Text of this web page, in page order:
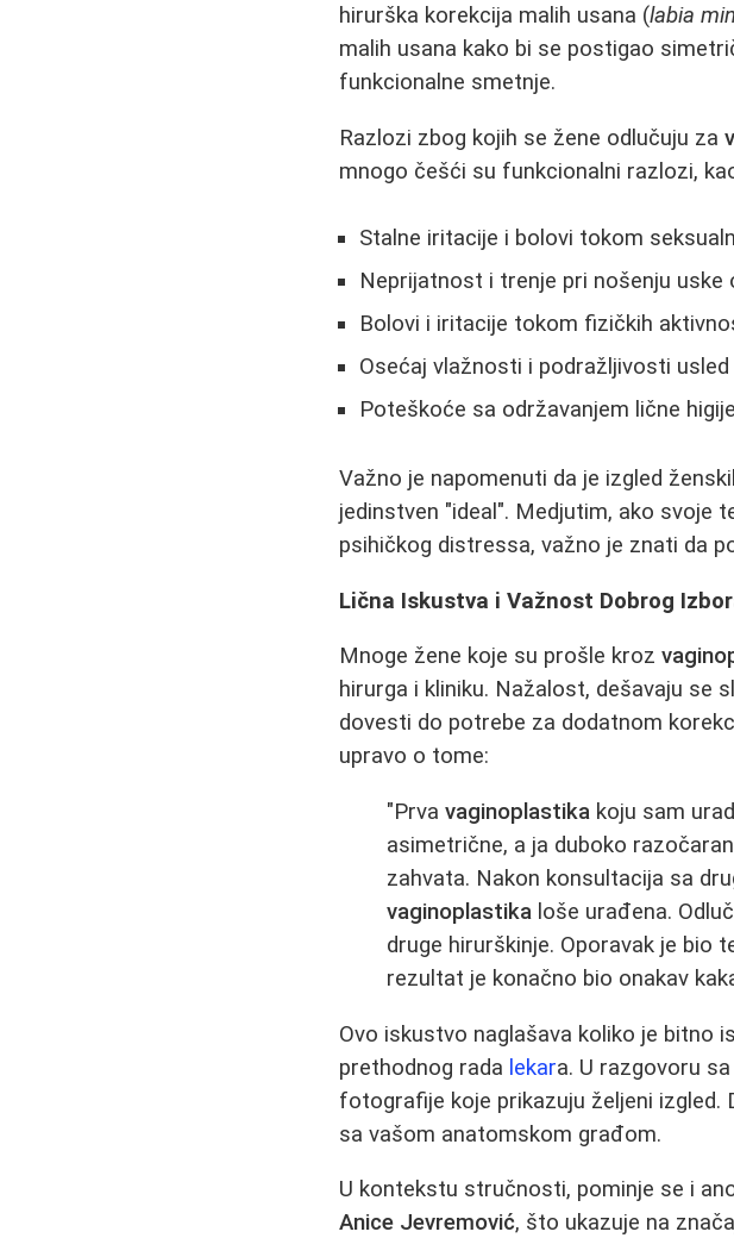
hirurška korekcija malih usana (labia
malih usana kako bi se postigao
funkcionalne smetnje.
Razlozi zbog kojih se žene odlučuju za
mnogo češći su funkcionalni razlozi,
Stalne iritacije i bolovi tokom
Neprijatnost i trenje pri nošenju
Bolovi i iritacije tokom fizičkih
Osećaj vlažnosti i podražljivosti
Poteškoće sa održavanjem lične
Važno je napomenuti da je izgled
jedinstven "ideal". Medjutim, ako svoje
psihičkog distressa, važno je znati da
Lična Iskustva i Važnost Dobrog
Mnoge žene koje su prošle kroz
hirurga i kliniku. Nažalost, dešavaju se
dovesti do potrebe za dodatnom
upravo o tome:
"Prvavaginoplastika koju sam
asimetrične, a ja duboko
zahvata. Nakon konsultacija sa
vaginoplastika loše urađena.
druge hirurškinje. Oporavak je bio
rezultat je konačno bio onakav
Ovo iskustvo naglašava koliko je bitno
prethodnog rada lekara. U razgovoru
fotografije koje prikazuju željeni
sa vašom anatomskom građom.
U kontekstu stručnosti, pominje se i
Anice Jevremović, što ukazuje na